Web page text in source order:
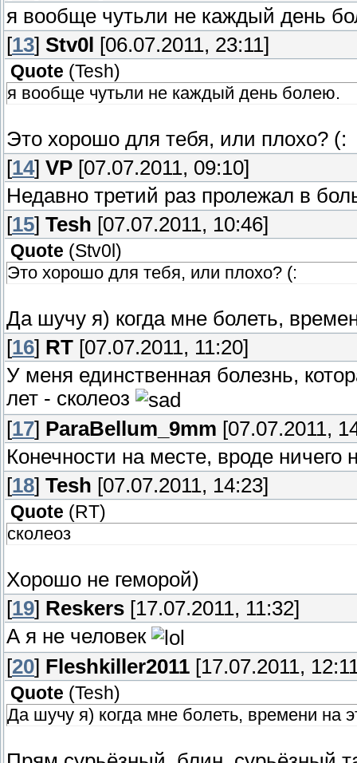
я вообще чутьли не каждый день
[13] Stv0l [06.07.2011, 23:11]
Quote (Tesh)
я вообще чутьли не каждый день болею.
Это хорошо для тебя, или плохо? (:
[14] VP [07.07.2011, 09:10]
Недавно третий раз пролежал в
[15] Tesh [07.07.2011, 10:46]
Quote (Stv0l )
Это хорошо для тебя, или плохо? (:
Да шучу я) когда мне болеть,
[16] RT [07.07.2011, 11:20]
У меня единственная болезнь,
лет - сколеоз
[17] ParaBellum_9mm [07.07.2011,
Конечности на месте, вроде ничего
[18] Tesh [07.07.2011, 14:23]
Quote (RT)
сколеоз
Хорошо не геморой)
[19] Reskers [17.07.2011, 11:32]
А я не человек
[20] Fleshkiller2011 [17.07.2011,
Quote (Tesh)
Да шучу я) когда мне болеть, времени на